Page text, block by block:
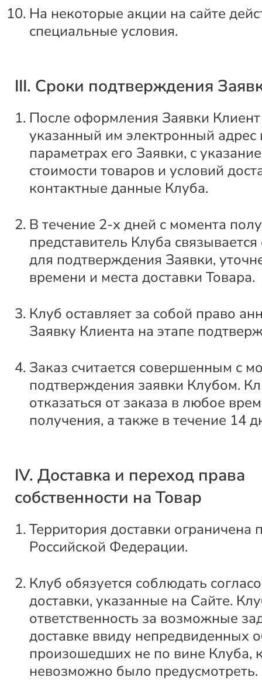
На некоторые акции на сайте
специальные условия.
III. Сроки подтверждения
После оформления Заявки
указанный им электронный
параметрах его Заявки, с
стоимости товаров и условий
контактные данные Клуба.
В течение 2-х дней с момента
представитель Клуба
для подтверждения Заявки,
времени и места доставки Товара.
Клуб оставляет за собой право
Заявку Клиента на этапе
Заказ считается совершенным с
подтверждения заявки Клубом.
отказаться от заказа в любое
получения, а также в течение 14
IV. Доставка и переход права
собственности на Товар
Территория доставки ограничена
Российской Федерации.
Клуб обязуется соблюдать
доставки, указанные на Сайте.
ответственность за возможные
доставке ввиду непредвиденных
произошедших не по вине Клуба,
невозможно было предусмотреть.